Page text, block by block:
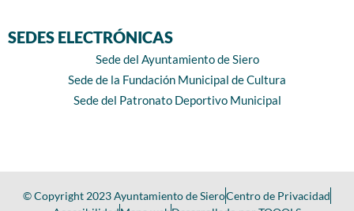
SEDES ELECTRÓNICAS
Sede del Ayuntamiento de Siero
Sede de la Fundación Municipal de Cultura
Sede del Patronato Deportivo Municipal
© Copyright 2023 Ayuntamiento de SieroCentro de Privacidad